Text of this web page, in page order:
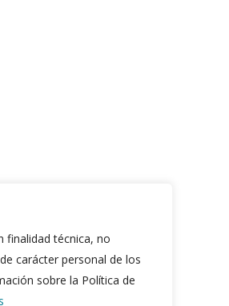
finalidad técnica, no
carácter personal de los
sobre la Política de